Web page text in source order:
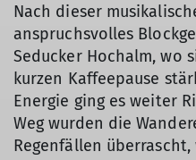
Nach dieser
anspruchsvolles
Seducker Hochalm, wo
kurzen Kaffeepause
Energie ging es weiter
Weg wurden die
Regenfällen